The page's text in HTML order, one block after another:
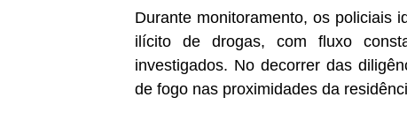
Durante monitoramento, os policiais
ilícito de drogas, com fluxo
investigados. No decorrer das
de fogo nas proximidades da